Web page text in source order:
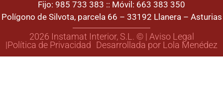
Fijo: 985 733 383 :: Móvil: 663 383 350
Polígono de Silvota, parcela 66 – 33192 Llanera – Asturias
2026 Instamat Interior, S.L. © | Aviso Legal
|Política de Privacidad
Desarrollada por Lola Menédez